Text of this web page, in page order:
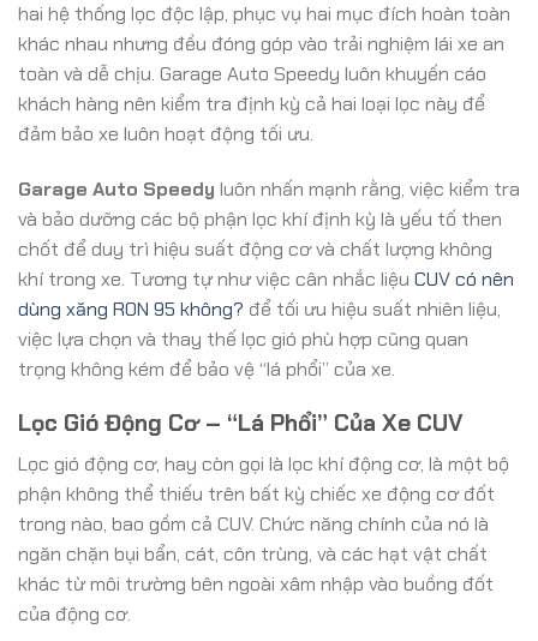
hai hệ thống lọc độc lập, phục vụ hai mục đích hoàn toàn
khác nhau nhưng đều đóng góp vào trải nghiệm lái xe an
toàn và dễ chịu. Garage Auto Speedy luôn khuyến cáo
khách hàng nên kiểm tra định kỳ cả hai loại lọc này để
đảm bảo xe luôn hoạt động tối ưu.
Garage Auto Speedy luôn nhấn mạnh rằng, việc kiểm tra
và bảo dưỡng các bộ phận lọc khí định kỳ là yếu tố then
chốt để duy trì hiệu suất động cơ và chất lượng không
khí trong xe. Tương tự như việc cân nhắc liệu CUV có nên
dùng xăng RON 95 không? để tối ưu hiệu suất nhiên liệu,
việc lựa chọn và thay thế lọc gió phù hợp cũng quan
trọng không kém để bảo vệ “lá phổi” của xe.
Lọc Gió Động Cơ – “Lá Phổi” Của Xe CUV
Lọc gió động cơ, hay còn gọi là lọc khí động cơ, là một bộ
phận không thể thiếu trên bất kỳ chiếc xe động cơ đốt
trong nào, bao gồm cả CUV. Chức năng chính của nó là
ngăn chặn bụi bẩn, cát, côn trùng, và các hạt vật chất
khác từ môi trường bên ngoài xâm nhập vào buồng đốt
của động cơ.